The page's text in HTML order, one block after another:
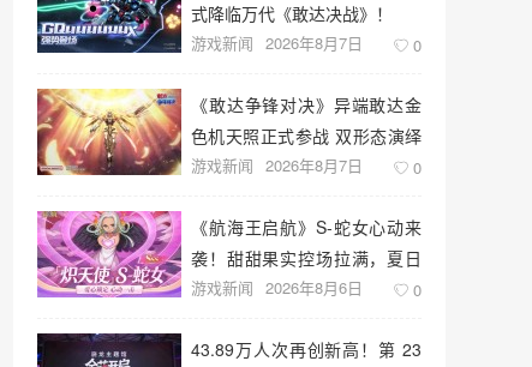
式降临万代《敢达决战》！
游戏新闻 2026年8月7日 0
《敢达争锋对决》异端敢达金
色机天照正式参战 双形态演绎
空中战技
游戏新闻 2026年8月7日 0
《航海王启航》S-蛇女心动来
袭！甜甜果实控场拉满，夏日
盛宴开启
游戏新闻 2026年8月6日 0
43.89万人次再创新高！第 23